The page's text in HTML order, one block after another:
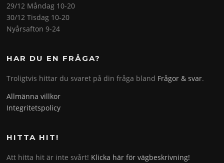
29/12 Måndag 10-20
30/12 Tisdag 10-20
Nyårsafton 9-24
HAR DU EN FRÅGA?
Troligtvis hittar du svaret på din fråga bland Frågor & svar.
Allmänna villkor
Integritetspolicy
HITTA HIT!
Att hitta hit är inte svårt! Klicka här för vägbeskrivning!